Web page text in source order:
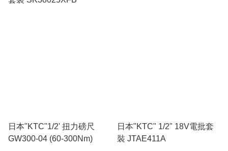
日本"KTC"1/2' 扭力磅尺
GW300-04 (60-300Nm)
日本"KTC" 1/2" 18V電批套
裝 JTAE411A